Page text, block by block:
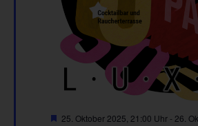
Hervorgehoben
25. Oktober 2025, 21:00 Uhr- 26.